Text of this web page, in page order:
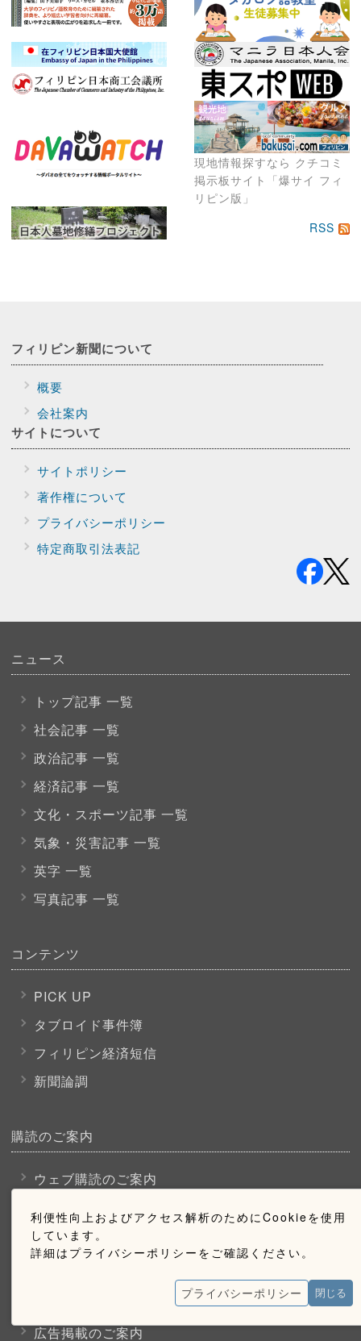
現地情報探すなら クチコミ
掲示板サイト「爆サイ フィ
リピン版」
RSS
利便性向上およびアクセス解析のためにCookieを使用
しています。
詳細はプライバシーポリシーをご確認ください。
プライバシーポリシー 閉じる
フィリピン新聞について
概要
会社案内
サイトについて
サイトポリシー
著作権について
プライバシーポリシー
特定商取引法表記
ニュース
トップ記事 一覧
社会記事 一覧
政治記事 一覧
経済記事 一覧
文化・スポーツ記事 一覧
気象・災害記事 一覧
英字 一覧
写真記事 一覧
コンテンツ
PICK UP
タブロイド事件簿
フィリピン経済短信
新聞論調
購読のご案内
ウェブ購読のご案内
お問い合わせ
広告掲載のご案内